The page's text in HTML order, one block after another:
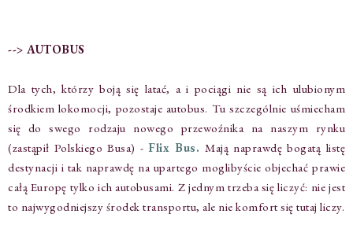
--> AUTOBUS
Dla tych, którzy boją się latać, a i pociągi nie są ich ulubionym
środkiem lokomocji, pozostaje autobus. Tu szczególnie uśmiecham
się do swego rodzaju nowego przewoźnika na naszym rynku
(zastąpił Polskiego Busa) - Flix Bus. Mają naprawdę bogatą listę
destynacji i tak naprawdę na upartego moglibyście objechać prawie
całą Europę tylko ich autobusami. Z jednym trzeba się liczyć: nie jest
to najwygodniejszy środek transportu, ale nie komfort się tutaj liczy.